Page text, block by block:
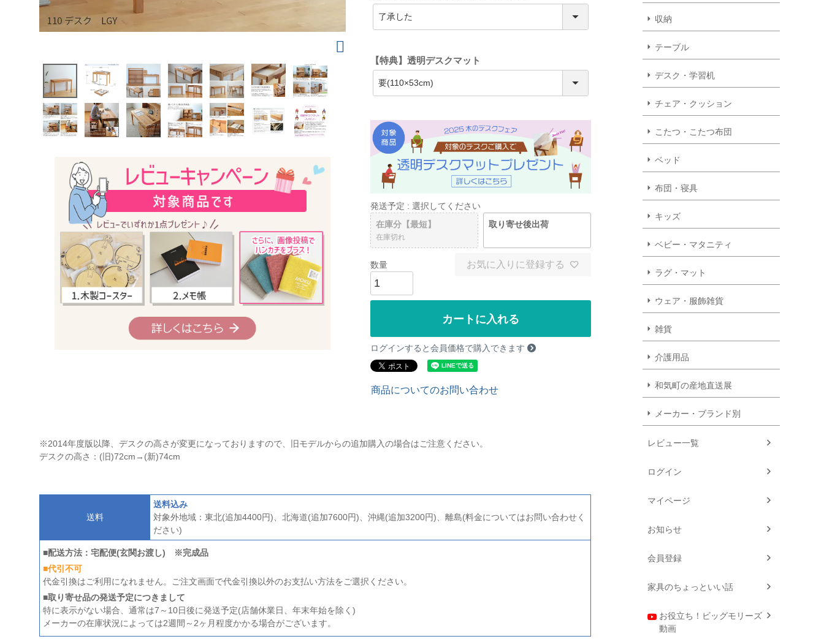
【特典】透明デスクマット
発送予定
選択してください
在庫分【最短】
在庫切れ
取り寄せ後出荷
お気に入りに登録する
カートに入れる
ログインすると会員価格で購入できます
商品についてのお問い合わせ
※2014年度版以降、デスクの高さが変更になっておりますので、旧モデルからの追加購入の場合はご注意ください。
デスクの高さ：(旧)72cm→(新)74cm
送料
送料込み
対象外地域：東北(追加4400円)、北海道(追加7600円)、沖縄(追加3200円)、離島(料金についてはお問い合わせく
ださい)
■配送方法：宅配便(玄関お渡し) ※完成品
■代引不可
代金引換はご利用になれません。ご注文画面で代金引換以外のお支払い方法をご選択ください。
■取り寄せ品の発送予定につきまして
特に表示がない場合、通常は7～10日後に発送予定(店舗休業日、年末年始を除く)
メーカーの在庫状況によっては2週間～2ヶ月程度かかる場合がございます。
収納
テーブル
デスク・学習机
チェア・クッション
こたつ・こたつ布団
ベッド
布団・寝具
キッズ
ベビー・マタニティ
ラグ・マット
ウェア・服飾雑貨
雑貨
介護用品
和気町の産地直送展
メーカー・ブランド別
レビュー一覧
ログイン
マイページ
お知らせ
会員登録
家具のちょっといい話
お役立ち！ビッグモリーズ
動画